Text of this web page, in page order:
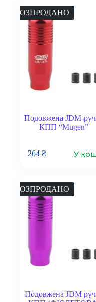
РОЗПРОДАНО
Подовжена JDM-
КПП “Mugen”
264₴ У
РОЗПРОДАНО
Подовжена JDM